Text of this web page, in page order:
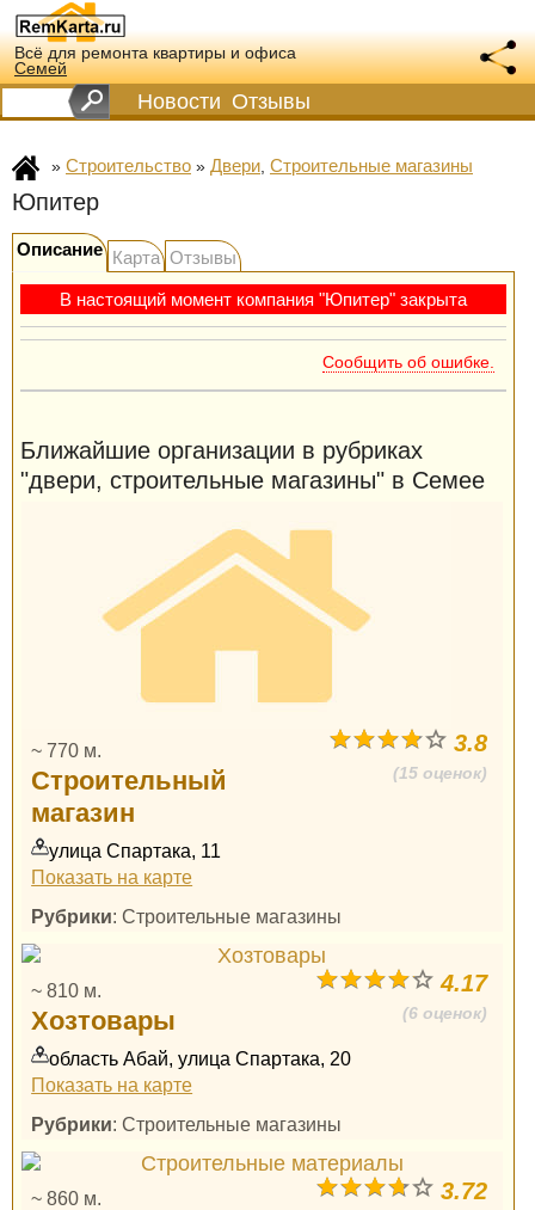
Всё для ремонта квартиры и офиса
Семей
Новости Отзывы
» Строительство » Двери, Строительные магазины
Юпитер
Описание Карта Отзывы
В настоящий момент компания "Юпитер" закрыта
Сообщить об ошибке.
Ближайшие организации в рубриках
"двери, строительные магазины" в Семее
3.8
(15 оценок)
~ 770 м.
Строительный
магазин
улица Спартака, 11
Показать на карте
Рубрики: Строительные магазины
4.17
(6 оценок)
~ 810 м.
Хозтовары
область Абай, улица Спартака, 20
Показать на карте
Рубрики: Строительные магазины
3.72
~ 860 м.